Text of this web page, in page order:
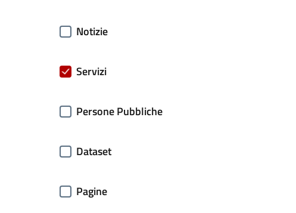
Notizie
Servizi
Persone Pubbliche
Dataset
Pagine